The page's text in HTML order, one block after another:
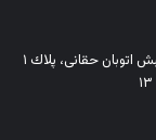
آدرس: تهران - خیابان میرداماد، خیابان مصدق جنوبی،نبش اتوبان حقانی، پلاك ١